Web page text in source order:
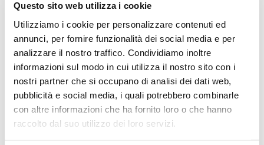
Questo sito web utilizza i cookie
Utilizziamo i cookie per personalizzare contenuti ed
annunci, per fornire funzionalità dei social media e per
analizzare il nostro traffico. Condividiamo inoltre
informazioni sul modo in cui utilizza il nostro sito con i
nostri partner che si occupano di analisi dei dati web,
pubblicità e social media, i quali potrebbero combinarle
con altre informazioni che ha fornito loro o che hanno
raccolto dal suo utilizzo dei loro servizi.
giovanissimo pubblico – bambini tra i 2 e i 4 anni – in un
mondo astratto e magico, dove musica, immagini e
tecnologia si danno la mano.
Biglietteria
Dai 2 ai 4 anni / Durata 40′ Spettacolo vincitore degli Young
Audience Music Awards 2015 come “migliore produzione